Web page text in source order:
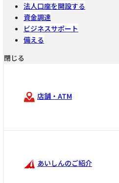
法人口座を開設する
資金調達
ビジネスサポート
備える
閉じる
店舗・ATM
あいしんのご紹介